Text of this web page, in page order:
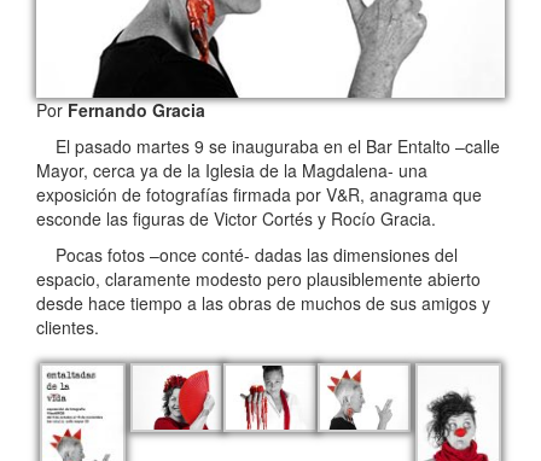
PorFernando Gracia
El pasado martes 9 se inauguraba en el Bar Entalto –calle
Mayor, cerca ya de la Iglesia de la Magdalena- una
exposición de fotografías firmada por V&R, anagrama que
esconde las figuras de Victor Cortés y Rocío Gracia.
Pocas fotos –once conté- dadas las dimensiones del
espacio, claramente modesto pero plausiblemente abierto
desde hace tiempo a las obras de muchos de sus amigos y
clientes.